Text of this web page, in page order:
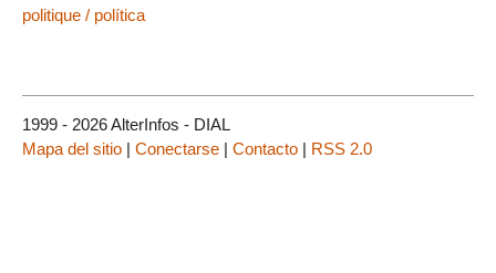
politique / política
1999 - 2026 AlterInfos - DIAL
Mapa del sitio | Conectarse | Contacto | RSS 2.0